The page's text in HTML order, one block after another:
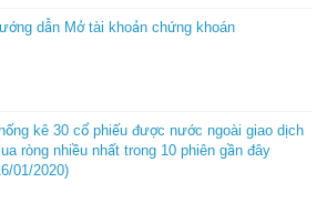
dẫn Mở tài khoản chứng khoán
kê 30 cổ phiếu được nước ngoài giao dịch
ròng nhiều nhất trong 10 phiên gần đây
01/2020)